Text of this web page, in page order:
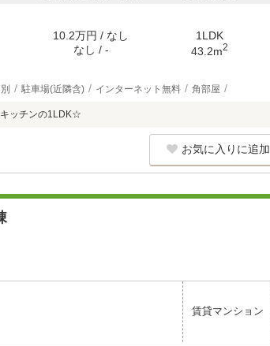
10.2万円 / なし
なし / -
1LDK
43.2m2
駐車場(近隣含) インターネット無料 角部屋
キッチンの1LDK☆
お気に入りに追加
賃貸マンション